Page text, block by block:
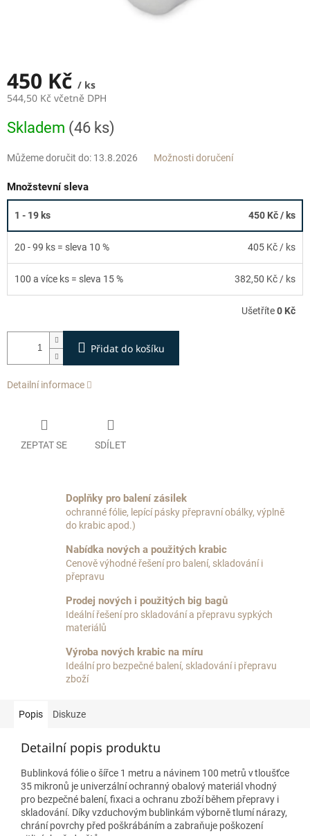
450 Kč / ks
544,50 Kč včetně DPH
cena:
Skladem (46 ks)
Můžeme doručit do: 13.8.2026 Možnosti doručení
Množstevní sleva
1 - 19 ks 450 Kč/ ks
20 - 99 ks = sleva 10 % 405 Kč / ks
100 a více ks = sleva 15 % 382,50 Kč / ks
Ušetříte0 Kč
Přidat do košíku
Detailní informace
ZEPTAT SE SDÍLET
Doplňky pro balení zásilek
ochranné fólie, lepící pásky přepravní obálky, výplně
do krabic apod.)
Nabídka nových a použitých krabic
Cenově výhodné řešení pro balení, skladování i
přepravu
Prodej nových i použitých big bagů
Ideální řešení pro skladování a přepravu sypkých
materiálů
Výroba nových krabic na míru
Ideální pro bezpečné balení, skladování i přepravu
zboží
Popis Diskuze
Detailní popis produktu
Bublinková fólie o šířce 1 metru a návinem 100 metrů v tloušťce
35 mikronů je univerzální ochranný obalový materiál vhodný
pro bezpečné balení, fixaci a ochranu zboží během přepravy i
skladování. Díky vzduchovým bublinkám výborně tlumí nárazy,
chrání povrchy před poškrábáním a zabraňuje poškození